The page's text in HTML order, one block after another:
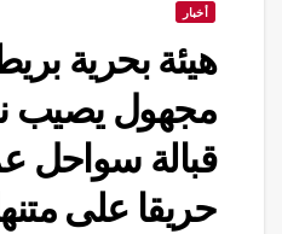
أخبار
هيئة بحرية
مجهول يصيب
قبالة سواحل
حريقا على